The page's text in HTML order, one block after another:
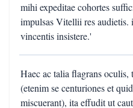
mihi expeditae cohortes
impulsas Vitellii res audietis.
vincentis insistere.'
Haec ac talia flagrans
(etenim se centuriones et
miscuerant), ita effudit ut